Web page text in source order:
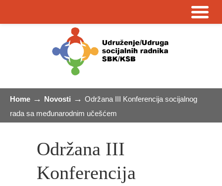
Home → Novosti → Održana III Konferencija socijalnog
rada sa međunarodnim učešćem
Održana III
Konferencija